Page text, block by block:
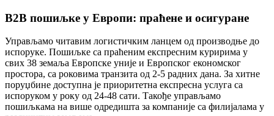
B2B пошиљке у Европи: праћене и осигуране
Управљамо читавим логистичким ланцем од производње до
испоруке. Пошиљке са праћеним експресним куририма у
свих 38 земаља Европске уније и Европског економског
простора, са роковима транзита од 2-5 радних дана. За хитне
поруџбине доступна је приоритетна експресна услуга са
испоруком у року од 24-48 сати. Такође управљамо
пошиљкама на више одредишта за компаније са филијалама у